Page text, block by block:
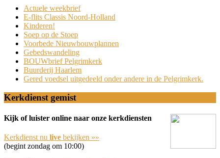
Actuele weekbrief
E-flits Classis Noord-Holland
Kinderen!
Soep op de Stoep
Voorbede Nieuwbouwplannen
Gebedswandeling
BOUWbrief Pelgrimkerk
Buurderij Haarlem
Gered voedsel uitgedeeld onder andere in de Pelgrimkerk.
Kerkdienst gemist
Kijk of luister online naar onze kerkdiensten
Kerkdienst nu live bekijken »»
(begint zondag om 10:00)